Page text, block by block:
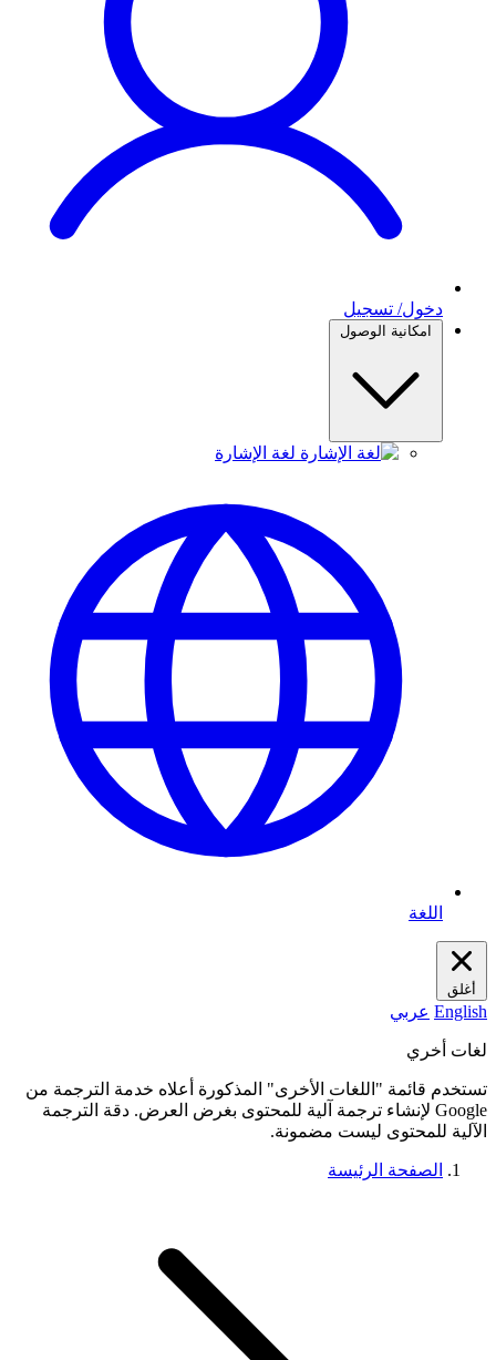
دخول/ تسجيل
امكانية الوصول
لغة الإشارة
اللغة
أغلق
English عربي
لغات أخري
تستخدم قائمة "اللغات الأخرى" المذكورة أعلاه خدمة الترجمة من
Google لإنشاء ترجمة آلية للمحتوى بغرض العرض. دقة الترجمة
الآلية للمحتوى ليست مضمونة.
الصفحة الرئيسة